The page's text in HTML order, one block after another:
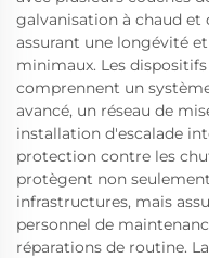
galvanisation à chaud et
assurant une longévité
minimaux. Les
comprennent un
avancé, un réseau de
installation d'escalade
protection contre les
protègent non
infrastructures, mais
personnel de
réparations de routine.